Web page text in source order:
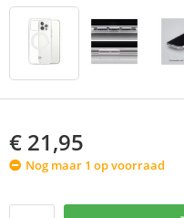
€ 21,95
Nog maar 1 op voorraad